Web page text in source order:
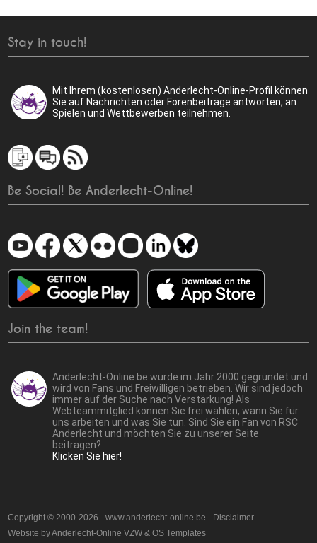
Stay in touch!
Mit Ihrem (kostenlosen) Anderlecht-Online-Profil können
Sie auf Nachrichten oder Forenbeiträge antworten, an
Spielen und Wettbewerben teilnehmen.
Be Social! Be Anderlecht-Online!
Join the team!
Anderlecht-Online.be wurde im Jahr 2000 gegründet und
wird von Fans und Freiwilligen betrieben. Wir sind jedoch
immer auf der Suche nach Verstärkung! Als
Webteammitglied können Sie frei wählen, wann Sie für
uns arbeiten und was Sie tun. Sind Sie ein Fan von RSC
Anderlecht und möchten Sie zu unserer Seite
beitragen?
Klicken Sie hier!
Copyright © 2000-2026 - www.anderlecht-online.be - Disclaimer
Website byAnderlecht-Online VZW &OS Templates